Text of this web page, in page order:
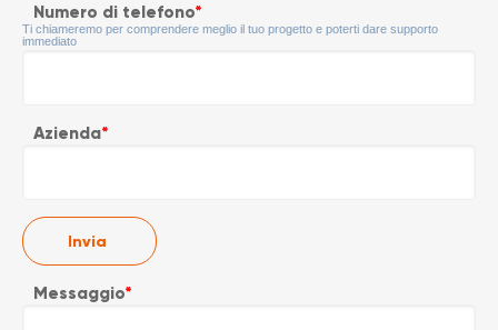
Numero di telefono*
Ti chiameremo per comprendere meglio il tuo progetto e poterti dare supporto
immediato
Azienda*
Messaggio*